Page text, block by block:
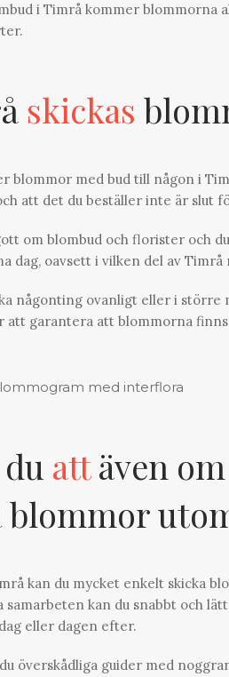
i Timrå kommer
skickas
blommor med bud till någon i
att det du beställer inte är slut
om blombud och florister och
dag, oavsett i vilken del av
någonting ovanligt eller i
att garantera att blommorna finns
attäven
blommor
kan du mycket enkelt skicka
kan du snabbt och
eller dagen efter.
överskådliga guider med